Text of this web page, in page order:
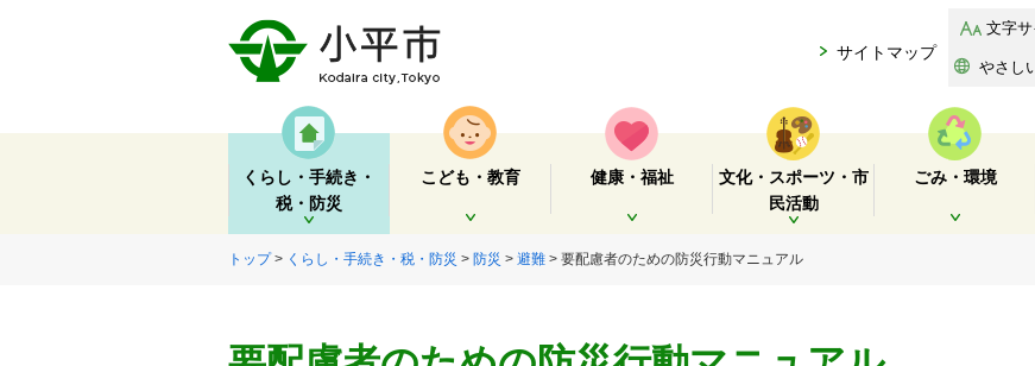
サイトマップ
文字
やさし
くらし・手続き・
税・防災
開く
こども・教育
開く
健康・福祉
開く
文化・スポーツ・市
民活動
開く
ごみ・環境
トップ> くらし・手続き・税・防災 > 防災 > 避難 > 要配慮者のための防災行動マニュアル